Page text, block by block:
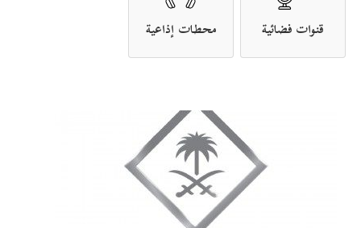
قنوات فضائية محطات إذاعية